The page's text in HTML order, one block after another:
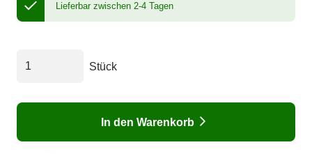
Lieferbar zwischen 2-4 Tagen
Stück
In den Warenkorb